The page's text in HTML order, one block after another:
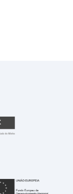
para a
Portuguesa